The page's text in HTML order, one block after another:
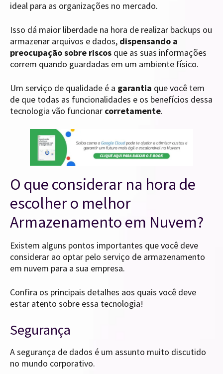
ideal para as organizações no mercado.
Isso dá maior liberdade na hora de realizar backups ou
armazenar arquivos e dados, dispensando a
preocupação sobre riscos que as suas informações
correm quando guardadas em um ambiente físico.
Um serviço de qualidade é a garantia que você tem
de que todas as funcionalidades e os benefícios dessa
tecnologia vão funcionar corretamente.
O que considerar na hora de
escolher o melhor
Armazenamento em Nuvem?
Existem alguns pontos importantes que você deve
considerar ao optar pelo serviço de armazenamento
em nuvem para a sua empresa.
Confira os principais detalhes aos quais você deve
estar atento sobre essa tecnologia!
Segurança
A segurança de dados é um assunto muito discutido
no mundo corporativo.